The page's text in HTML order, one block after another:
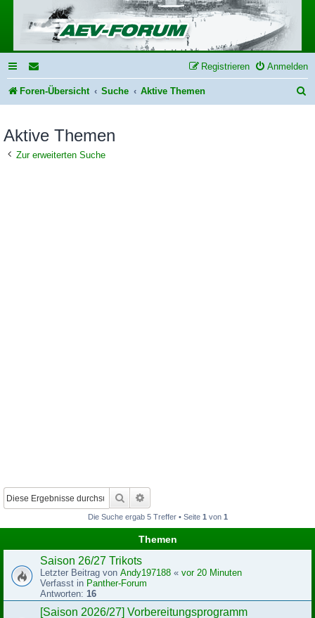
Anmelden
Registrieren
Foren-Übersicht Suche Aktive Themen
Aktive Themen
Zur erweiterten Suche
Suche
Die Suche ergab 5 Treffer • Seite 1 von 1
Themen
Saison 26/27 Trikots
Letzter Beitrag von Andy197188 « vor 20 Minuten
Verfasst in Panther-Forum
Antworten: 16
[Saison 2026/27] Vorbereitungsprogramm